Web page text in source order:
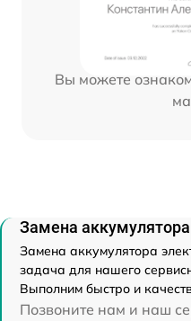
Вы можете
Замена
Замена аккумулятора
задача для нашего
Выполним быстро и
Позвоните нам и наш